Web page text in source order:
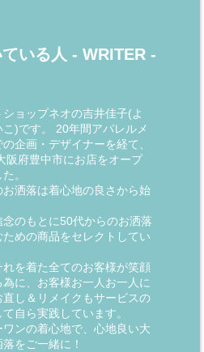
いる人 - WRITER -
ショップネオの吉井佳子(よ
こ)です。 20年間アパレルメ
企画・デザイナーを経て、
阪府豊中市にお店をオープ
。
お洒落は着心地の良さから始
念のもとに50代からのお洒落
ための商品をセレクトしてい
れを着た全てのお客様が笑顔
為に、お客様お一人お一人に
直し＆リメイクもサービスの
自ら実践しています。
ワンの着心地で、心地良い大
落をご一緒に！